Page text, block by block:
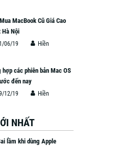
MacBook Cũ Giá Cao
Hà Nội
06/19 Hiền
hợp các phiên bản Mac OS
đến nay
12/19 Hiền
NHẤT
lầm khi dùng Apple